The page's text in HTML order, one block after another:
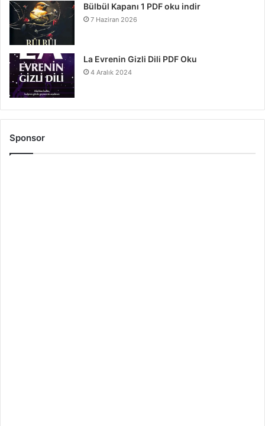
Bülbül Kapanı 1 PDF oku indir
7 Haziran 2026
La Evrenin Gizli Dili PDF Oku
4 Aralık 2024
Sponsor